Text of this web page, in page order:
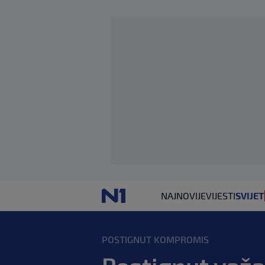
NAJNOVIJEVIJESTISVIJET
POSTIGNUT KOMPROMIS